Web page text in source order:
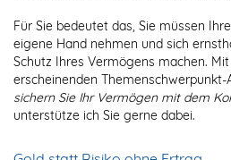
Für Sie bedeutet das, Sie müssen
eigene Hand nehmen und sich
Schutz Ihres Vermögens machen.
erscheinenden Themenschwerpunkt-
sichern Sie Ihr Vermögen mit dem
unterstütze ich Sie gerne dabei.